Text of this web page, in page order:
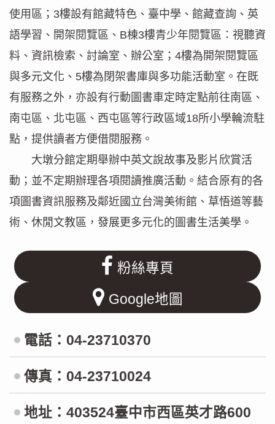
使用區；3樓設有館藏特色、臺中學、館藏查詢、英
語學習、開架閱覽區、B棟3樓青少年閱覽區：視聽資
料、資訊檢索、討論室、辦公室；4樓為開架閱覽區
與多元文化、5樓為閉架書庫與多功能活動室。在既
有服務之外，亦設有行動圖書車定時定點前往南區、
南屯區、北屯區、西屯區等行政區域18所小學輪流駐
點，提供讀者方便借閱服務。
大墩分館定期舉辦中英文說故事及影片欣賞活
動；並不定期辦理各項閱讀推廣活動。結合原有的各
項圖書資訊服務及鄰近國立台灣美術館、草悟道等藝
術、休閒文教區，發展更多元化的圖書生活美學。
粉絲專頁
Google地圖
電話：04-23710370
傳真：04-23710024
地址：403524臺中市西區英才路600